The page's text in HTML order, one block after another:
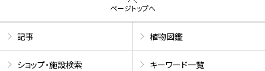
ページトップへ
記事 植物図鑑
ショップ・施設検索 キーワード一覧